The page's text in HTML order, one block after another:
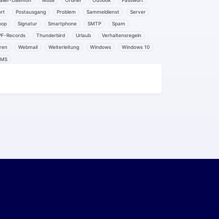
Postausgang Problem Sammeldienst Server
Signatur Smartphone SMTP Spam
Records Thunderbird Urlaub Verhaltensregeln
Webmail Weiterleitung Windows Windows 10